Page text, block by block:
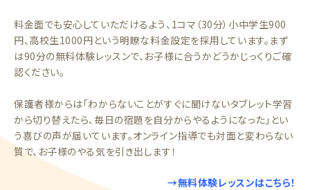
料金面でも安心していただけるよう、1コマ（30分）小中学生900
円、高校生1000円という明瞭な料金設定を採用しています。まず
は90分の無料体験レッスンで、お子様に合うかどうかじっくりご確
認ください。
保護者様からは「わからないことがすぐに聞けないタブレット学習
から切り替えたら、毎日の宿題を自分からやるようになった」とい
う喜びの声が届いています。オンライン指導でも対面と変わらない
質で、お子様のやる気を引き出します！
→無料体験レッスンはこちら！